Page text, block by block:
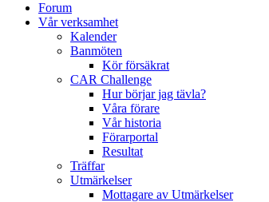
Forum
Vår verksamhet
Kalender
Banmöten
Kör försäkrat
CAR Challenge
Hur börjar jag tävla?
Våra förare
Vår historia
Förarportal
Resultat
Träffar
Utmärkelser
Mottagare av Utmärkelser